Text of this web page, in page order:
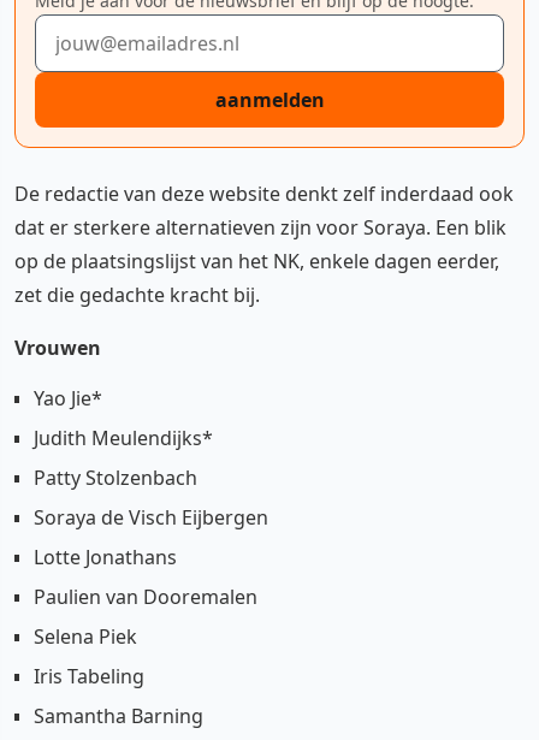
E-mailadres
aanmelden
De redactie van deze website denkt zelf inderdaad ook
dat er sterkere alternatieven zijn voor Soraya. Een blik
op de plaatsingslijst van het NK, enkele dagen eerder,
zet die gedachte kracht bij.
Vrouwen
Yao Jie*
Judith Meulendijks*
Patty Stolzenbach
Soraya de Visch Eijbergen
Lotte Jonathans
Paulien van Dooremalen
Selena Piek
Iris Tabeling
Samantha Barning